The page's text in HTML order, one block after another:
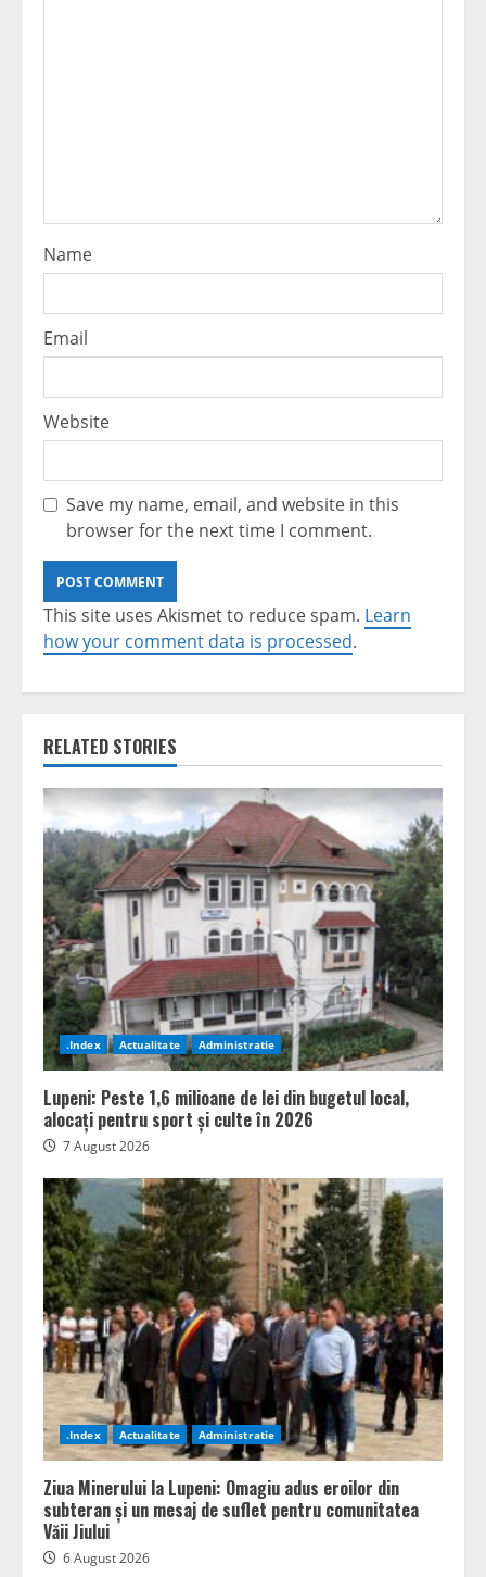
Name
Email
Website
Save my name, email, and website in this
browser for the next time I comment.
This site uses Akismet to reduce spam. Learn
how your comment data is processed.
RELATED STORIES
.Index Actualitate Administratie
Lupeni: Peste 1,6 milioane de lei din bugetul local,
alocați pentru sport și culte în 2026
7 August 2026
.Index Actualitate Administratie
Ziua Minerului la Lupeni: Omagiu adus eroilor din
subteran și un mesaj de suflet pentru comunitatea
Văii Jiului
6 August 2026